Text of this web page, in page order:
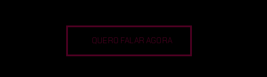
QUERO FALAR AGORA